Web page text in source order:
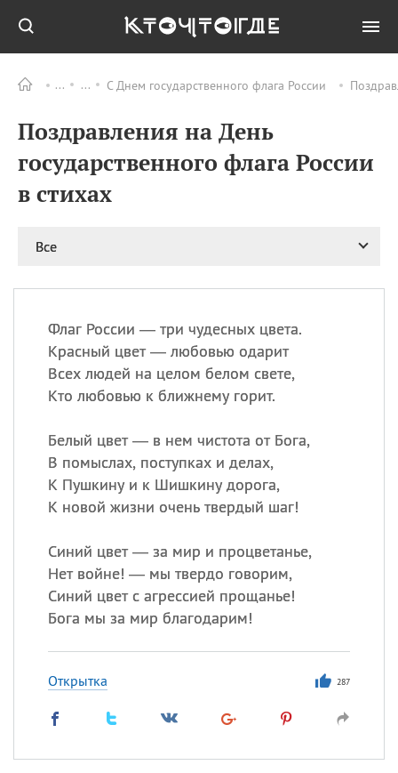
С Днем государственного флага России
Поздравления на День
государственного флага России
в стихах
Все
Флаг России — три чудесных цвета.
Красный цвет — любовью одарит
Всех людей на целом белом свете,
Кто любовью к ближнему горит.
Белый цвет — в нем чистота от Бога,
В помыслах, поступках и делах,
К Пушкину и к Шишкину дорога,
К новой жизни очень твердый шаг!
Синий цвет — за мир и процветанье,
Нет войне! — мы твердо говорим,
Синий цвет с агрессией прощанье!
Бога мы за мир благодарим!
Открытка 287
ПРАЗДНИКИ Все
09.08
День памяти жертв
атомной
бомбардировки
09.08 День Дымняшки
(Smokey Bear Day)
ИМЕНА
Сегодня празднуют именины
Сергей, Теодор,